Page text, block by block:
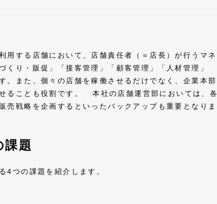
用する店舗において、店舗責任者（＝店長）が行うマネ
くり・販促」「接客管理」「顧客管理」「人材管理」
。また、個々の店舗を稼働させるだけでなく、企業本部
ることも役割です。 本社の店舗運営部においては、各
売戦略を企画するといったバックアップも重要となりま
課題
4つの課題を紹介します。